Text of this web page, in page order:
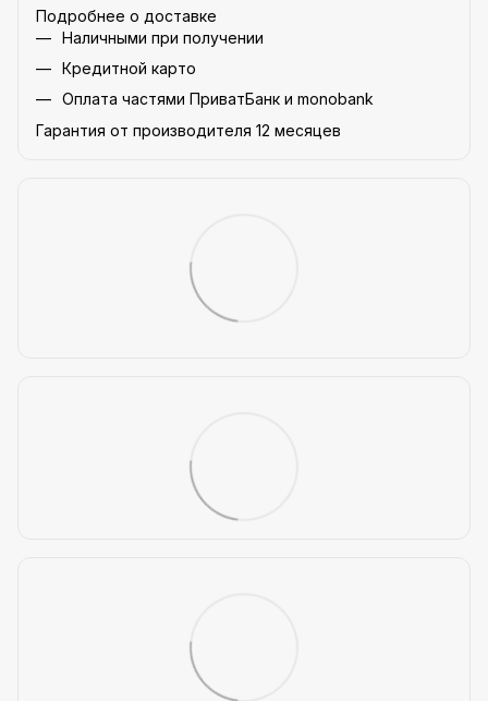
Подробнее о доставке
Наличными при получении
Кредитной карто
Оплата частями ПриватБанк и monobank
Гарантия от производителя 12 месяцев